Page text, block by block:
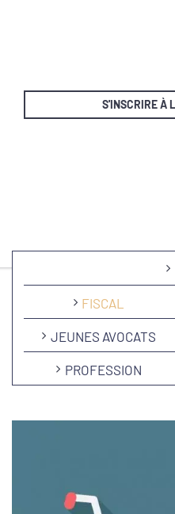
S'INSCRIRE À
FISCAL
JEUNES AVOCATS
PROFESSION